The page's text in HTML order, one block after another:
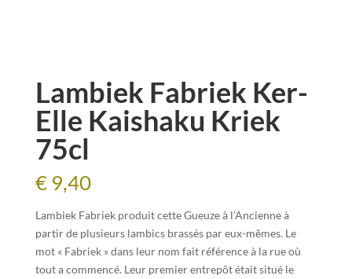
Lambiek Fabriek Ker-
Elle Kaishaku Kriek
75cl
€9,40
Lambiek Fabriek produit cette Gueuze à l’Ancienne à
partir de plusieurs lambics brassés par eux-mêmes. Le
mot « Fabriek » dans leur nom fait référence à la rue où
tout a commencé. Leur premier entrepôt était situé le